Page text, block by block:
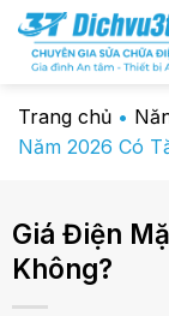
Chuyển
đến
dung
Trang chủ •
Năm 2026 Có
Giá Điện
Không?